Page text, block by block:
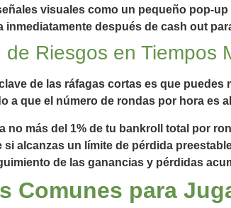
visuales como un pequeño
inmediatamente después de cash out
de Riesgos en Tiempos
de las ráfagas cortas es que
a que el número de rondas por hora es
no más del 1% de tu bankroll total por
si alcanzas un límite de pérdida
de las ganancias y pérdidas
Comunes para